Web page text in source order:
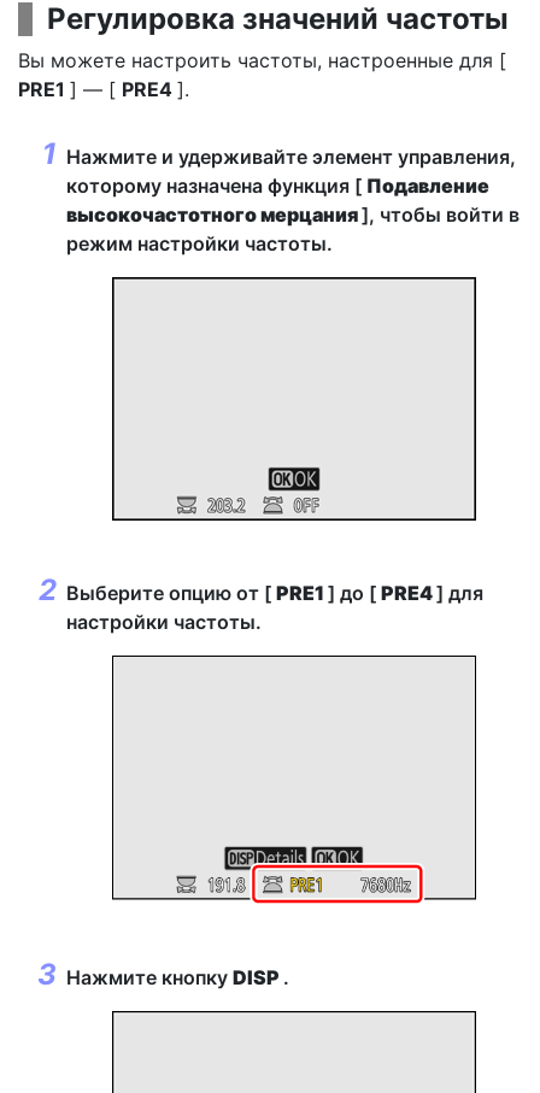
Регулировка значений частоты
Вы можете настроить частоты, настроенные для [
PRE1 ] — [ PRE4 ].
Нажмите и удерживайте элемент управления,
которому назначена функция [ Подавление
высокочастотного мерцания], чтобы войти в
режим настройки частоты.
Выберите опцию от [ PRE1 ] до [ PRE4] для
настройки частоты.
Нажмите кнопку DISP .